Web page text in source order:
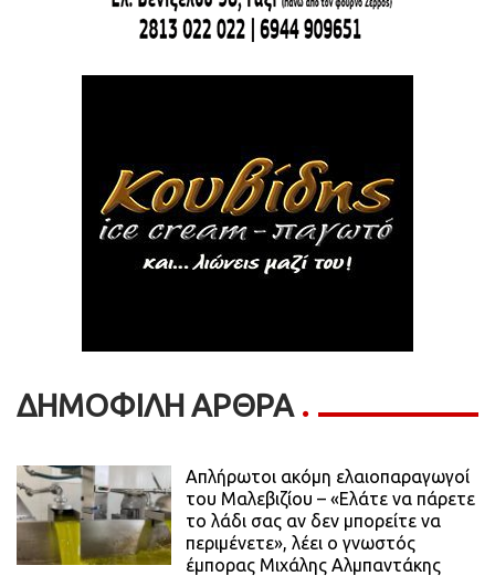
ΔΗΜΟΦΙΛΗ ΑΡΘΡΑ
Απλήρωτοι ακόμη ελαιοπαραγωγοί
του Μαλεβιζίου – «Ελάτε να πάρετε
το λάδι σας αν δεν μπορείτε να
περιμένετε», λέει ο γνωστός
έμπορας Μιχάλης Αλμπαντάκης